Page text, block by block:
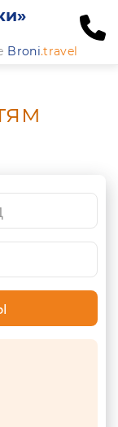
Broni.travel